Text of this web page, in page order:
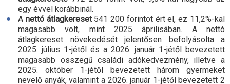
egy évvel korábbinál.
A nettó átlagkereset541 200 forintot ért el, ez 11,2%-kal
magasabb volt, mint 2025 áprilisában. A nettó
átlagkereset növekedését jelentősen befolyásolta a
2025. július 1-jétől és a 2026. január 1-jétől bevezetett
magasabb összegű családi adókedvezmény, illetve a
2025. október 1-jétől bevezetett három gyermeket
nevelő anyák, valamint a 2026. január 1-jétől bevezetett 2